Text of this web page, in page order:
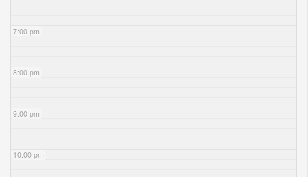
7:00 pm
8:00 pm
9:00 pm
10:00 pm